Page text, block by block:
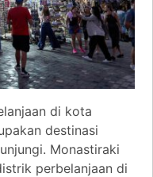
di kota
destinasi
Monastiraki
perbelanjaan di